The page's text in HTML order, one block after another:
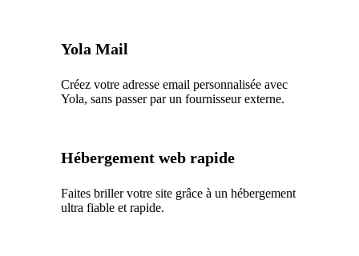
Yola Mail
Créez votre adresse email personnalisée avec
Yola, sans passer par un fournisseur externe.
Hébergement web rapide
Faites briller votre site grâce à un hébergement
ultra fiable et rapide.